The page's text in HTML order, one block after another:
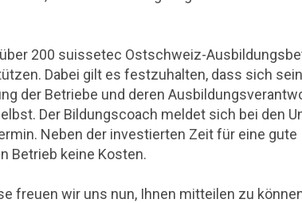
200 suissetec Ostschweiz-
Dabei gilt es festzuhalten, dass sich
der Betriebe und deren
Der Bildungscoach meldet sich bei den
Neben der investierten Zeit für eine gute
Betrieb keine Kosten.
freuen wir uns nun, Ihnen mitteilen zu